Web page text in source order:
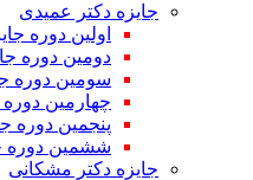
جایزه دکتر عمیدی
اولین دوره
دومین دوره
سومین دوره
چهارمین دوره
پنجمین دوره
ششمین دوره
جایزه دکتر مشکانی